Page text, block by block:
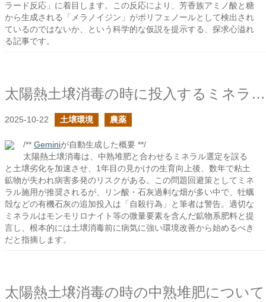
ラード反応」に着目します。この反応により、芳香族アミノ酸と糖
から生成される「メラノイジン」がポリフェノールとして検出され
ているのではないか、という科学的な仮説を提示する、探求心溢れ
る記事です。
太陽熱土壌消毒の時に投入するミネラルの選定は適切か？
2025-10-22 土壌環境 農薬
/** Geminiが自動生成した概要 **/
太陽熱土壌消毒は、中熟堆肥と合わせるミネラル選定を誤る
と土壌劣化を加速させ、1年目の見かけの生育向上後、数年で粘土
鉱物が失われ病害多発のリスクがある。この問題回避策としてミネ
ラル施用が推奨されるが、リン酸・石灰過剰な畑が多い中で、牡蠣
殻などの有機石灰の追加投入は「自殺行為」と筆者は警告。適切な
ミネラルはモンモリロナイト等の微量要素を含んだ鉱物系肥料と提
言し、根本的には土壌消毒前に病気に強い環境改善から始めるべき
だと指摘します。
太陽熱土壌消毒の時の中熟堆肥について